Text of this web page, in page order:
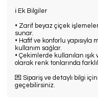
ℹ️ Ek Bilgiler
• Zarif beyaz çiçek
sunar.
• Hafif ve konforlu yapısıyla
kullanım sağlar.
• Çekimlerde kullanılan
olarak renk tonlarında
💌 Sipariş ve detaylı bilgi
geçebilirsiniz.